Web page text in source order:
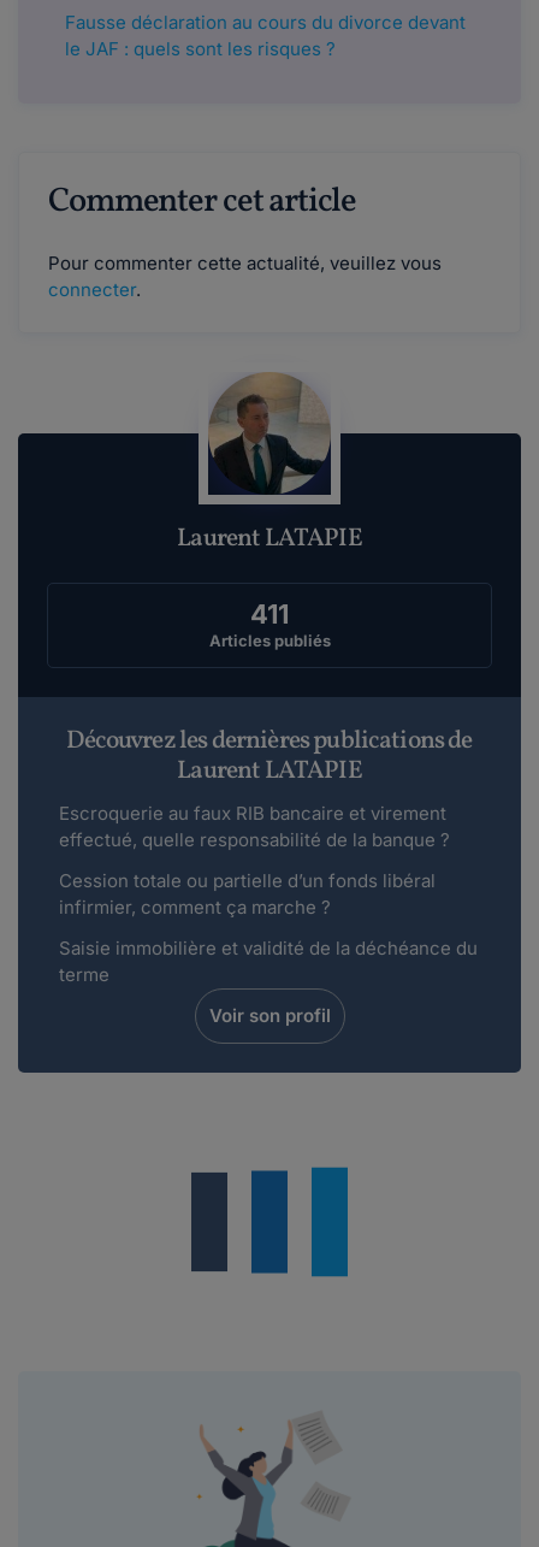
Fausse déclaration au cours du divorce devant
le JAF : quels sont les risques ?
Commenter cet article
Pour commenter cette actualité, veuillez vous
connecter.
Laurent LATAPIE
411
Articles publiés
Découvrez les dernières publications de
Laurent LATAPIE
Escroquerie au faux RIB bancaire et virement
effectué, quelle responsabilité de la banque ?
Cession totale ou partielle d’un fonds libéral
infirmier, comment ça marche ?
Saisie immobilière et validité de la déchéance du
terme
Voir son profil